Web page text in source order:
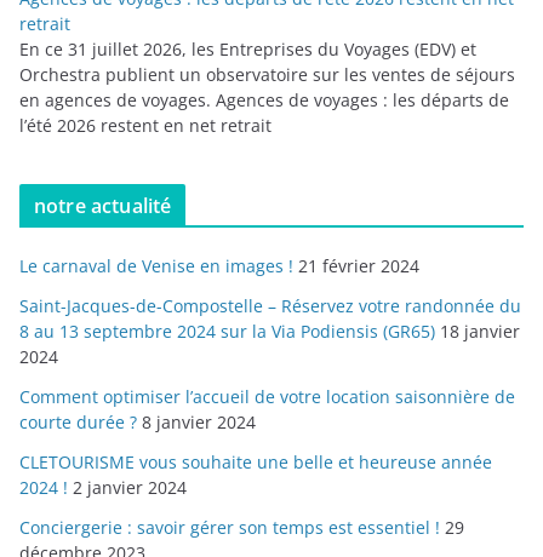
retrait
En ce 31 juillet 2026, les Entreprises du Voyages (EDV) et
Orchestra publient un observatoire sur les ventes de séjours
en agences de voyages. Agences de voyages : les départs de
l’été 2026 restent en net retrait
notre actualité
Le carnaval de Venise en images ! 21 février 2024
Saint-Jacques-de-Compostelle – Réservez votre randonnée du
8 au 13 septembre 2024 sur la Via Podiensis (GR65) 18 janvier
2024
Comment optimiser l’accueil de votre location saisonnière de
courte durée ? 8 janvier 2024
CLETOURISME vous souhaite une belle et heureuse année
2024 ! 2 janvier 2024
Conciergerie : savoir gérer son temps est essentiel ! 29